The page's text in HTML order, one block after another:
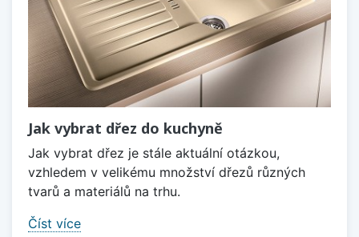
Jak vybrat dřez do kuchyně
Jak vybrat dřez je stále aktuální otázkou,
vzhledem v velikému množství dřezů různých
tvarů a materiálů na trhu.
Číst více